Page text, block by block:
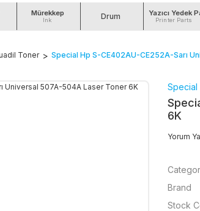
Mürekkep
Ink Drum Yazıcı Yedek
Printer Parts
Toner Special Hp S-CE402AU-CE252A-Sarı
Special
6K
Yorum
Brand
Stock